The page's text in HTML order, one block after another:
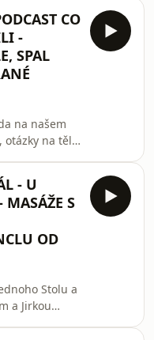
klacky pod
dali, kolik
funguje
s
v UFC
CO
-
SPAL
na našem
otázky na tělo
nechat ujít.
- U
MASÁŽE S
OD
Stolu a
a Jirkou